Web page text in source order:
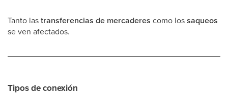
Tanto lastransferencias de mercaderes como lossaqueos
se ven afectados.
Tipos de conexión